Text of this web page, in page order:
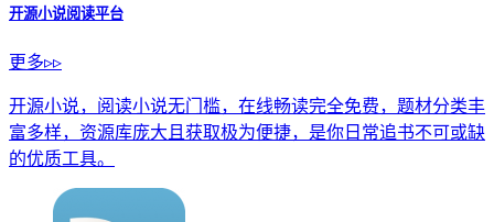
开源小说阅读平台
更多▹▹
开源小说，阅读小说无门槛，在线畅读完全免费，题材分类丰
富多样，资源库庞大且获取极为便捷，是你日常追书不可或缺
的优质工具。